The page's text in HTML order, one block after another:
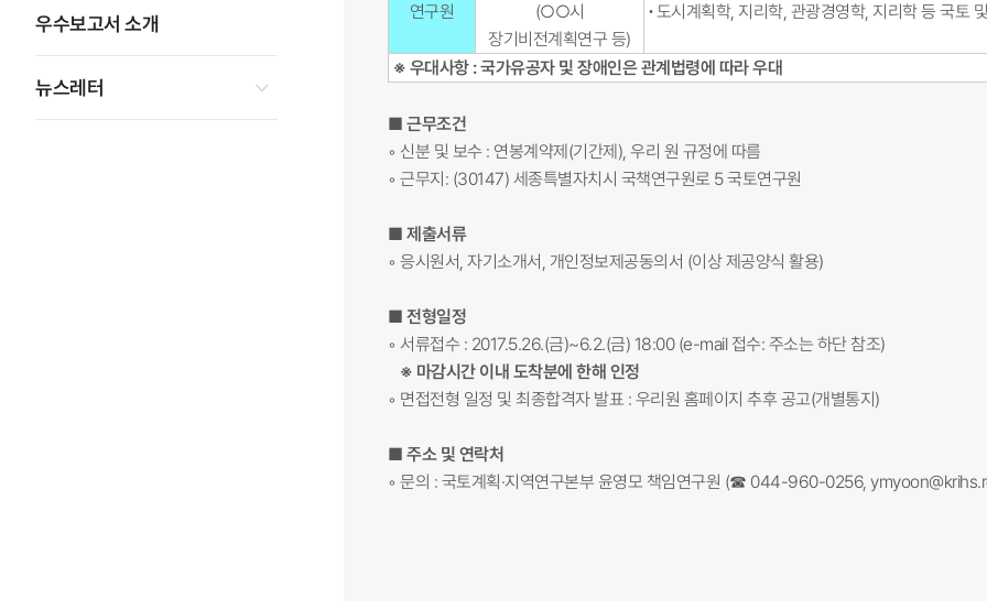
우수보고서 소개
뉴스레터
연구원
(○○시
장기비전계획연구 등)
∙도시계획학, 지리학, 관광경영학, 지리학 등 국토
※ 우대사항 : 국가유공자 및 장애인은 관계법령에 따라 우대
■ 근무조건
◦ 신분 및 보수 : 연봉계약제(기간제), 우리 원 규정에 따름
◦ 근무지: (30147) 세종특별자치시 국책연구원로 5 국토연구원
■ 제출서류
◦ 응시원서, 자기소개서, 개인정보제공동의서 (이상 제공양식 활용)
■ 전형일정
◦ 서류접수 : 2017.5.26.(금)~6.2.(금) 18:00 (e-mail 접수: 주소는 하단 참조)
※ 마감시간 이내 도착분에 한해 인정
◦ 면접전형 일정 및 최종합격자 발표 : 우리원 홈페이지 추후 공고(개별통지)
■ 주소 및 연락처
◦ 문의 : 국토계획·지역연구본부 윤영모 책임연구원 (☎ 044-960-0256,